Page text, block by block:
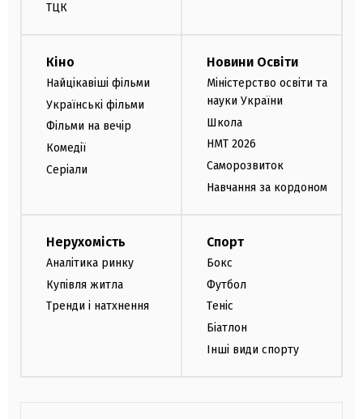
ТЦК
Кіно
Найцікавіші фільми
Українські фільми
Фільми на вечір
Комедії
Серіали
Новини Освіти
Міністерство освіти та
науки України
Школа
НМТ 2026
Саморозвиток
Навчання за кордоном
Нерухомість
Аналітика ринку
Купівля житла
Тренди і натхнення
Спорт
Бокс
Футбол
Теніс
Біатлон
Інші види спорту